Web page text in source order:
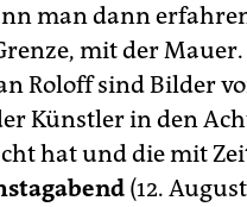
man dann
mit der
Roloff sind Bilder
Künstler in den
hat und die mit
(12.